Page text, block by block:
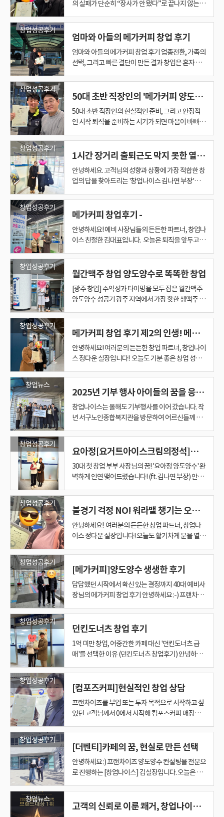
저는 좋은 매물을 알아볼 수 있는 눈을 만드는 것도
중요하다고 생각합니다. 단순히 홈페이지에 있는 매
물 하나를 소개하고 계약하는 것이 제가 생각하는 창
업컨설팅의 전부는 아닙니다. 창업자의 예산과 근무
여건, 원하는 수익에 맞춰 방향을 잡고 여러 매장을
함께 분석하면서 나에게 맞는 매장이 무엇인지 판단
할 수 있도록 기준을 만들어가는 과정. 그리고 정말
좋은 매물이 나왔을 때 그 기회를 놓치지 않도록 도와
드리는 것. 제가 오랫동안 창업 현장에서 가장 중요하
게 생각해온 부분입니다. 이번 창업자분 역시 직접 공
부하고 경험하며 창업을 준비해오신 만큼 좋은 조건
의 컴포즈커피를 만나 첫 단추를 잘 끼우셨다고 생각
의 열정 그대로 매장을 잘 운영하셔서 안정적으로 자
리 잡으시길 진심으로 응원하겠습니다. 컴포즈커피
창업을 다시 한번 진심으로 축하드립니다.^^ 창업은
건 저렴한 매장을 선택한다고 잘하는 것도 아닙니다.
내 상황에 맞는 좋은 매장을 제대로 알아보고 선택하
는 것이 중요합니다. 광주 컴포즈커피 창업이나 프랜
차이즈 양도양수를 고민하고 계신다면 편하게 문의
해주세요. 창업자의 상황에 맞는 매장을 찾는 것부터
매출과 수익구조 분석, 계약 진행까지 현실적인 기준
가커피는 많은 예비 창업자분들이 관심을 갖는 브랜
니다. 특히 매장 위치, 예상 수요, 투자 비용, 임대 조
건, 본사 절차 등 확인해야 할 부분이 많습니다. 창업
험을 다수 보유하고 있으며, 브랜드 특성과 창업 절
차에 대한 이해를 바탕으로 예비 창업자분들이 안정
적으로 판단하실 수 있도록 돕고 있습니다. 양도양수
양수 절차 등을 꼼꼼히 확인해야 하며, 신규오픈 창
업 역시 투자 비용과 입지, 운영 방향을 충분히 검토
해야 합니다. 창업나이스는 단순히 빠른 계약을 목표
하지 않도록 필요한 부분을 사전에 점검하고, 현실적
인 판단을 하실 수 있도록 함께 확인합니다. 이번 사
례 역시 가족분의 소개로 시작되었지만, 결국 가장
중요했던 것은 예비사장님 본인의 확신이었습니다.
여러 차례 상담을 통해 신뢰를 쌓고, 충분히 고민하
고, 직접 확인하면서 창업을 결정하셨기 때문에 더욱
의미 있는 메가커피 신규오픈 사례가 되었습니다. 창
업 상담부터 사업자등록까지 함께 하는 창업나이스
6. 안정적인 매장으로 성장하길 응원합니다 창업나
이스를 통해 메가커피 창업을 진행하셨던 분들이 다
시 가족분이나 지인분들에게 소개해주신다는 것은
저희에게 가장 큰 보람입니다. 단순히 한 번의 계약으
기할 수 있는 회사로 기억되고 있다는 뜻이기 때문입
니다. 이번 예비사장님 역시 가족분의 소개로 처음 인
연이 닿았지만, 여러 번의 미팅과 준비 과정을 거치
뢰를 바탕으로 메가커피 신규오픈 창업까지 안정적
으로 진행할 수 있었습니다. 이제 막 새로운 출발선에
선 젊은 사장님의 메가커피 매장이 앞으로도 꾸준히
성장하길 진심으로 바랍니다. 처음의 열정과 꼼꼼함
이 오래 이어져, 지속적으로 매출이 신장하는 안정적
인 매장이 되기를 응원하겠습니다. 창업은 빠르게 결
창업나이스는 앞으로도 예비 창업자분들이 불안한
마음을 줄이고, 확신을 가지고 시작하실 수 있도록
매출, 권리금, 임대 조건, 본사 절차 등 필요한 부분을
꼼꼼히 확인하며 안전한 창업 진행을 도와드리겠습
니다. 진심을 다하는 창업나이스 김실장 블로그 바로
가기 https://blog.naver.com/sharpts0777
히 높은 편입니다. 물론 초반에는 힘든 점도 있습니
다. 새로운 일을 배우고 익숙해지는 과정은 누구에게
충분히 적응해 나갈 수 있는 부분이라고 생각합니다.
무엇보다 창업자분 본인의 열정과 실행력이 뛰어나
기 때문에 앞으로가 더욱 기대되는 사례입니다. 소개
로 만들어진다고 생각합니다. 저 역시 소개로 오신 분
들일수록 더욱 신중하게 접근하려고 노력합니다. 소
자금과 미래가 걸려 있기 때문입니다. 이번 메가커피
신규창업 역시 좋은 인연과 좋은 상권, 그리고 좋은
타이밍이 만나 만들어진 사례였습니다. 앞으로도 소
입장에서 고민하며 최선을 다해 컨설팅하겠습니다.
들어가는 것보다, 조금 늦더라도 '나에게 딱 맞는
옷'을 입어야 오래갑니다. 1년이 걸려도 좋고, 더 걸
끝까지 곁에서 같이 고민해 드릴게요. 이제 막 예쁜
가정을 꾸리고, 인생의 큰 도전까지 멋지게 시작하신
우리 젊은 신혼부부 사장님들! 앞으로 꽃길만 걸으시
며 매일매일 최고 매출 경신하시길 진심으로 응원합
니다!
다. 이번 사례는 양도인과 양수인 모두가 서로를 배려
하며 진행한 좋은 사례라고 생각합니다. 현재는 안정
적으로 매장을 인수해 운영을 시작하셨습니다. 물론
처음부터 모든 것이 완벽할 수는 없습니다. 누구나 처
음은 어렵고 낯설기 마련입니다. 하지만 중요한 것은
시작하기 전에 충분히 준비하고 자신에게 맞는 창업
무조건 계약을 서두르지 않습니다. 창업자의 성향은
어떤지, 투자금은 적절한지, 운영 능력은 어느 정도
인지, 실제로 운영이 가능한지부터 먼저 고민합니다.
그래야 창업 이후에도 오래 안정적으로 운영할 수 있
기 때문입니다. 이번 창업자분 역시 처음에는 "나는
하루 배워가며 새로운 도전을 이어가고 계십니다. 창
업은 특별한 사람만 하는 것이 아닙니다. 처음부터 잘
하는 사람도 없습니다. 중요한 것은 자신에게 맞는 방
시 창업을 고민하고 계시다면 혼자 판단하기보다 다
양한 사례를 검토하고 충분한 상담을 받아보시길 바
한박이사는 앞으로도 창업자의 입장에서 생각하며
현실적인 창업 컨설팅을 도와드리겠습니다.
셨고, 검토 후 결정해야 할 순간에는 명확하게 움직
여주셨습니다. ​ 이런 점이 이번 계약은 좋은 방향으로
래도 원만하게 마무리 양도양수 계약은 매장만 마음
에 든다고 바로 끝나는 일이 아닙니다. ​ 양도인과 양
수인의 조건 조율, 임대차 협의, 직원 승계, 운영 전환
조율이 필요한 부분들이 있었습니다. ​ 특히 임대차 조
건은 양수인 입장에서 매우 중요한 부분이기 때문에
신중하게 확인하고 조율해가며 진행했습니다. ​ 다행
히 양수인 점주님께서 필요한 부분에서는 빠르게 판
단해 주시고, 조율이 필요한 부분에서는 현실적으로
양보해 주셨습니다. ​ 소통이 잘 되었고, 서로 신뢰를
무리할 수 있었습니다. ​ 좋은 매장은 준비된 분이 알
아봅니다 이번 광주 컴포즈커피 양도양수 후기를 정
리하면서 다시 한번 느낀 점이 있습니다. ​ 좋은 매장
은 단순히 숫자만 보고 결정하는 것이 아닙니다. ​ 월
매출 4천만 원대라는 매출도 중요하고, 홀 위주의 안
그 매장을 운영할 사람이 어떤 기준을 가지고 있느냐
입니다. ​ 이번 양수인 점주님은 원하는 지역, 매출 기
준, 운영 방식이 분명하셨습니다. ​ 그래서 좋은 매장
서도 현실적으로 판단하며 마무리할 수 있었습니다. ​
이번 계약은 고매출 매장과 준비된 점주님이 잘 만난
면 광주에서 컴포즈커피 창업을 고민하고 계시거나
카페 양도양수를 통해 안정적인 매장을 찾고 계신다
면 매출만 보고 결정하기보다는 운영 구조까지 함께
홀과 배달 비중은 어떤지 ◐ 점주 참여 시간은 어느
정도인지 ◐ 직원 승계가 가능한지 ◐ 임대차 조건은
안정적인지 이런 부분을 함께 검토해야 양수 후에도
도 중요하지만 나에게 맞는 매장을 찾는 것이 더 중요
합니다. ​ 광주 카페 창업, 컴포즈커피 양도양수, 프랜
차이즈 창업 상담이 필요하시다면 편하게 문의하세
요. ​ 매장 소개에서 끝나는 것이 아니라 매출 구조, 운
영 방식, 입지 조건, 계약 과정까지 현실적으로 함께
검토해 드리겠습니다. ​ "함께 창업이 좋은 매장을 찾
는 과정부터 계약 마무리까지 진심으로 도와드리겠
습니다." 광주·전남 카페 창업과 프랜차이즈 양도양
수를 고민 중이시라면 편하게 문의 남겨주세요. 매출
구조, 운영 방식, 직원 승계, 임대차 조건까지 꼼꼼히
검토해 예산과 희망 지역에 맞는 현실적인 창업 방향
을 함께 찾아드리겠습니다. 창업나이스 김나연 부장
록, 저 역시 진심으로 좋은 곳을 찾아드리고 싶은 마
음이 더욱 커집니다. "내가 만약 여기서 매장을 오픈
한다면 어떨까?" 라는 상상을 끊임없이 하며, 늘 현실
적이고 진정성 있는 상담을 진행하고 있습니다. 저를
제 가족이 매장을 오픈한다는 간절한 마음으로 최선
을 다해 도와드립니다. 잘되어야 저 역시 가장 큰 보
람을 느끼기 때문에, 단순히 계약과 소개로 끝내는
장 운영과 관리 조언까지 아낌없이 든든하게 지원해
드리고 있습니다. " 창업 전문가로서의 자부
심, 그리고 약속 " 수많은 창업을 진행해 오면
정적으로 매출을 올리시고, 만족해하며 매장을 잘 운
영하고 계시는 모습을 볼 때가 가장 행복합니다. 이것
이 창업 전문가로서 저의 가장 큰 자랑거리이자 보람
입니다. 프랜차이즈 신규 창업부터 안정적인 양도양
수까지, 전남 광주 어느 곳이든 창업자분에게 가장
잘 맞고 매출이 보장되는 좋은 곳으로만 확실하게 찾
바탕으로 성공 창업의 길을 열어드리겠습니다. 언제
든 편하게 정다운 팀장을 찾아주세요! 광주,전남(목
포,나주,순천,여수,화순,담양,광양 전북등) 프랜차이
즈 전문으로하고 있는 창업나이스입니다!!! 창업비
용과, 지역, 조건에 맞춰서 상담해드리니 편하게 언
https://link.inpock.co.kr/dawoon35
하지 마세요 창업나이스 김나연 부장이 안정적인 시
작을 함께하겠습니다. ※소자본부터 중대형 창업까
지, 다양한 예산대의 실제 매물 사례를 블로그에서
확인하실 수 있습니다. ※ 네이버에 창업나이스 김나
연 부장을 검색하세요. ※업종·예산에 맞는 비공개
매물은 별도 상담을 통해 안내드리고 있어요. 창업
나이스 김나연 부장 ☏ 010-9336-0242
의 브랜드 이미지와 프리미엄 디저트 카페라는 포지
션에 주목했습니다. ​ 또 하나 중요하게 본 부분은 넓
서는 주변 경쟁 매장과의 거리, 브랜드 간 포지션, 상
권 내 고객 흐름이 매우 중요합니다. ​ 그래서 단순히
“유명 브랜드라서”가 아니라 장기 운영 관점에서 투
썸플레이스를 검토하게 된 것입니다. 투썸플레이스
성장세는 어떻게 봐야 할까? ​ 투썸플레이스는 최근 3
년 매출 성장률에서 긍정적인 흐름을 보입니다. ​ 자료
상 스타벅스코리아는 2022년 약 2조 5,939억 원에
서 2025년 약 3조 2,380억 원으로 성장했습니다. ​ 투
썸플레이스는 2022년 약 4,282억 원에서 2025년 약
5,824억 원으로 증가한 것으로 정리되어 있습니다. ​
매출 규모 자체는 스타벅스코리아가 압도적입니다. ​
하지만 제공 자료 기준 최근 3년 매출 CAGR은 스타
시되어 있습니다. ​ 즉, 자료상으로는 매출 규모는 스
타벅스가 크지만, 최근 성장률은 투썸플레이스가 더
높게 나타난다는 메시지를 만들 수 있습니다. ​ 다만
정하면 안 됩니다. ​ 내가 인수하려는 매장의 상권, 임
대료, 인건비, 권리금, 실제 매출 흐름까지 같이 봐야
합니다. 신규 창업보다 양도양수를 선택한 이유는 무
도양수 창업을 선택하는 쪽으로 방향을 잡았습니다. ​
신규 창업은 모든 것을 처음부터 만들 수 있다는 장점
이 있습니다. ​ 인테리어도 새롭게 구성할 수 있고, 운
영 콘셉트도 처음부터 잡을 수 있습니다. ​ 하지만 반
대로 불확실성도 큽니다. ​ 상권 반응이 실제로 어떨
지, 고객이 얼마나 유입될지, 초기 매출이 어느 정도
번 창업자분은 이 부분을 현실적으로 보셨습니다. ​ 그
래서 막연한 기대보다 이미 오랫동안 운영된 매장의
데이터를 보는 쪽을 택했습니다. ​ 양도양수 창업의 가
장 큰 장점은 기존 상권과 매출 흐름을 확인하고 판단
할 수 있다는 점입니다. 양도양수 창업의 장점은 무엇
하는 방식입니다. ​ 그래서 신규 창업과 비교했을 때
검토할 수 있는 자료가 더 많습니다. ​ 예를 들어 기존
매출 흐름을 볼 수 있습니다. ​ 요일별 매출, 월별 매출,
인할 수 있습니다. ​ 또 기존 매장이 오랫동안 운영되
었다면 해당 상권에서 어느 정도 검증을 받은 매장인
지도 살펴볼 수 있습니다. ​ 물론 양도양수가 무조건
안전한 것은 아닙니다. ​ 하지만 제대로 검토한다면 신
규 창업보다 리스크를 줄일 수 있는 선택지가 될 수
있습니다. ​ 저 김대표는 특히 카페 창업에서 숫자와
매출표만 봐도 안 되고, 현장 분위기만 봐도 안 됩니
다. ​ 둘을 같이 봐야 합니다. 양도양수는 왜 전문가와
함께 해야 할까? ​ 양도양수 창업은 겉으로 보면 간단
가요?” 라고 생각하시는 분들도 많습니다. ​ 하지만 실
제로는 확인할 것이 많습니다. ​ 권리금은 적정한지,
임대차 조건은 무리가 없는지, 기존 매출 자료는 신
뢰할 수 있는지, 본사 승인은 가능한지, 상권 변화 가
능성은 없는지 확인해야 합니다. ​ 또 양도인과 양수인
사이의 조건만 보면 안 됩니다. ​ 프랜차이즈 본사의
기준, 교육 절차, 계약 승계 가능 여부, 시설 상태, 추
가 비용까지 함께 봐야 합니다. ​ 혼자 진행하면 놓치
기 쉬운 부분이 많습니다. ​ 양도양수 창업은 매장을
사는 일이 아니라, 앞으로의 운영 리스크까지 함께
인수하는 과정입니다. ​ 그래서 전문가 검토가 필요합
니다. 창업나이스는 어떤 부분을 함께 봐드릴까? ​ 창
지 않습니다. ​ 저 김대표가 중요하게 보는 것은 창업
자의 상황에 맞는 선택인지입니다. ​ 20대 여성 창업
자라면 운영 시간, 인력 관리, 자금 여력, 경험치, 브랜
투썸플레이스로 전향하는 경우라면 기존 운영 경험
이 어떤 강점으로 이어질 수 있는지도 봐야 합니다. ​
창업나이스에서는 이런 부분을 단계별로 살펴봅니
다. ​ 첫째, 창업자의 자금 상황을 확인합니다. 둘째, 희
망 브랜드와 상권을 비교합니다. 셋째, 양도양수 매
장의 매출 흐름을 검토합니다. 넷째, 권리금과 임대
영 가능한 매장인지 판단합니다. ​ 저 김대표는 좋은
영까지 이어질 수 있도록 현실적인 컨설팅을 제공해
'이미 검증된 자리'를 인수하여 내 자산을 지키겠다
는 전략이었죠. #3. 데이터로 증명하는 '숫자의 투명
비중이 낮지 않습니다. 그래서 이번 상담의 핵심은 철
저하게 '숫자'에 집중했습니다. POS 데이터 분석: 성
수기/비수기 격차 및 요일별 흐름 파악 지출 내역 검
실제 순수익 산출 배달 vs 홀 비중: 운영 효율성을 위
한 매출 구조 분석 #4. 고민은 길게, 결단은 확실하게
베테랑답게 분석은 치밀했습니다. 브랜드 비교부터
상권 분석까지 정말 많은 대화를 나누며 신중하게 접
근하셨죠. 고민의 시간이 길었던 만큼, 확신이 서는
순간의 결단력은 남달랐습니다. 현장 미팅을 통해 수
일치하는 것을 보시고, 사장님께서는 이 매장이 본인
의 기준에 완벽히 부합함을 확신하셨습니다. 긴 고민
끝에 내린 정답이었기에 이후 진행 과정은 막힘이 없
하지 않더군요" 현장 미팅 날, 사장님께서는 매장 구
석구석을 단순히 훑어보는 것이 아니라 손님들의 연
령대, 피크 타임의 회전율, 그리고 직원들의 동선까
지 베테랑의 시선으로 꼼꼼히 살피셨습니다. 이미 저
와 함께 분석했던 상세 매출 자료가 실제 현장에서 어
떻게 구현되고 있는지 확인하시는 과정이었죠. 데이
터와 직관이 만나는 순간, 비로소 성공에 대한 확신
이 완성된 것입니다. #6. 다시 뛰는 사장님을 응원하
시던 사장님의 말씀이 기억에 남습니다. 메가커피 사
업자등록, 동행하는 창업나이스 "이미 자리가 잡힌
매장이라 마음이 한결 놓여요. 이제 제 내공을 더해
박'이 아닌, 브랜드 가치와 시스템에 투자하는 '안전
한 경영'을 선택하신 사장님. 사양 산업이 아닌 대한
민국 최고의 커피 플랫폼 위에서 사장님의 내공이 다
의 한마디 경험이 많은 사업가일수록 '운'에 기대지
않고 '데이터'를 믿습니다. 메가커피 양도양수는 단
순히 매장을 사는 것이 아니라 안정된 수익 구조를 확
보하는 일입니다. 성공적인 창업의 든든한 파트너가
되어드리겠습니다. 창업나이스 김태승 실장 ☎ 문의
: 010-9534-0777
니다. 즉, 사장님의 뛰어난 운영 노하우를 투입해 매
출을 다시 쑥쑥 끌어올릴 수 있는 곳, 속칭 '먹을 게 있
창업나이스만의 필승 전략입니다. ​ 오토 매장의 숨은
가치를 발견하다 조건에 맞는 매장을 꼼꼼히 찾던
중, 상권과 입지가 너무나도 좋은 메가커피 매장을
발견했습니다. 오픈 때부터 다년간 오토(위탁) 운영
으로 돌아가다 보니 매장 관리가 제대로 되지 않아 매
아주 저렴하게 형성되어 있었고, 우리는 양도양수를
진행하기로 결정했습니다. ​ 물론 사장님께서도 일말
의 걱정은 있으셨습니다. "과연 내가 직접 운영한다
그 이상으로 끌어올릴 수 있을까?" 하는 두려움이었
죠. 하지만 저는 사장님의 실력과 상권의 잠재력을 믿
었기에 확신을 심어드렸습니다. ​ 가슴 뛰는 세무서 방
문과 새로운 출발 저 김대표의 꼼꼼한 매출 분석과 권
리금 조율 과정을 거쳐 아주 합리적이고 저렴한 조건
으로 계약을 무사히 체결했습니다. ​ 기존 점주와의 영
리로 마치고, 마침내 내 이름으로 된 새로운 사업자
등록증을 발급받기 위해 관할 세무서에 방문했습니
다. ​ 구청과 세무서를 돌며 행정 절차를 마무리하고
제 내 실력을 제대로 보여줄 진짜 내 매장이 생겼다는
생각에 가슴이 뛴다"며 환하게 웃으셨습니다. 세무
서 앞에서 새 출발을 다짐하며 기념사진도 한 장 남겼
답니다. ​ ​ 직접 운영의 마법, 매출 1.7배 상승! 오픈 후
사장님의 막연했던 두려움은 금세 사라졌습니다. 베
테랑의 솜씨로 매장을 쓸고 닦으며 직접 꼼꼼하게 관
리하시다 보니, 단골을 늘려가는 재미에 푹 빠지셨거
든요. ​ 결과는 어땠을까요? 오토 운영에서 '직접 운영'
현재 매출이 무려 1.7배 이상 상승했습니다! (참고로,
이렇게 직접 운영으로 전환해 제대로 관리할 경우 다
른 매장들은 매출이 2배까지 늘어나는 경우도 있습
장님께서는 모든 과정이 끝난 후 저에게 이런 감사 인
사를 전해주셨습니다. ​ "매출이 안 나오는 매장을 볼
때, 보통 사람들은 상권이 안 좋다고 오해하고 피하
지 '상권의 문제'인지 정확히 분석해 내고 숨은 가치
를 찾기는 어려웠을 겁니다. 그런데 창업나이스 김대
표님은 겉으로 보이는 매출표만 보지 않고, 상권의
잠재력과 저의 운영 능력을 완벽하게 매칭해 주셨습
니다. 덕분에 저렴하게 매장을 인수해 큰 수익을 내고
있어 정말 든든하고 감사합니다." ​ 성공 창업을 꿈꾸
어가는 것만이 능사요, 답은 아닙니다. 상권은 좋지
만 관리가 안 된 매장을 저렴하게 인수해, 사장님의
'직접 운영'으로 매장의 가치를 확 높이는 것이 진정
한 성공 창업의 지름길입니다. ​ 남들이 겉모습만 보고
놓치는 흙 속의 진주 같은 '먹을 게 있는 매장', 저 창
업나이스 김대표가 여러분의 든든한 무기(강점)와
예산에 맞춰 가장 날카롭고 꼼꼼하게 분석해 찾아드
리겠습니다. ​ 창업에 대해 막막하거나 궁금한 점이 있
으시다면 언제든 편하게 창업나이스로 문의해 주세
다. 그래서 매장을 선택할 때도 단순히 매출이나 브랜
드만 보는 것이 아니라 운영 구조와 현실적인 조건까
지 함께 고려해야 했습니다. 2. 단순한 수입 이상의 의
미 카페를 시작한다고 하면 많은 분들이 가장 먼저 수
익을 떠올립니다. 물론 경제적인 부분 역시 중요한 요
소입니다. 하지만 이번 사장님께서는 조금 다른 이야
를 주체적으로 해보고 싶다는 마음이 더 컸어요.” 누
군가의 아내로, 누군가의 어머니로 살아오며 가족을
위해 많은 시간을 보내셨지만, 이제는 ‘카페를 운영
하는 나 자신’으로서 새로운 삶을 만들어보고 싶다고
말씀하셨습니다. 그 말이 참 인상 깊었습니다. 3. 양도
방식이 가장 현실적인 선택이었습니다. 신규 창업은
인테리어, 설비, 공사, 오픈 비용 등 초기 투자 부담이
생각보다 큰 편입니다. 반면 양도양수 매장은 ✔ 이미
시스템 이 모두 갖춰져 있기 때문에 초기 리스크를 줄
이면서 시작할 수 있다는 장점이 있습니다. 무엇보다
이번 사장님께서는 초기 투자 부담이 크지 않은 구조
를 중요하게 생각하셨습니다. 그런 점에서 양도양수
매장은 조건과 방향 모두 잘 맞는 선택이었습니다. 4.
조건이 맞아떨어진 더벤티 매장 여러 매장을 검토한
게 되었습니다. ✔ 집과 가까운 위치 ✔ 가족 운영이
가능한 구조 ✔ 안정적인 운영 환경 ✔ 부담되지 않는
투자 규모 모든 조건이 자연스럽게 맞아떨어졌습니
사장님께서는 빠르게 결정을 내리셨습니다. 5. 왜 더
벤티였을까 더벤티는 꾸준히 성장하고 있는 프랜차
이즈 카페 브랜드 중 하나입니다. 합리적인 가격대와
다양한 음료 구성으로 젊은 소비층을 중심으로 안정
적인 수요를 확보하고 있으며 운영 시스템 역시 비교
적 안정적으로 자리 잡혀 있습니다. 초보 창업자에게
도 부담이 적은 브랜드라는 점이 이번 선택에 긍정적
인 요소로 작용했습니다. 6. 창업나이스가 중요하게
아니라 창업자의 상황에 맞는 선택을 찾는 과정을 함
께합니다. ✔ 투자 여건 ✔ 운영 방식 ✔ 생활 동선 ✔
리스크 수준 이 모든 요소를 종합적으로 고려해 가장
장님의 생활 방식과 운영 방향이 정확히 맞았기 때문
에 좋은 결정으로 이어질 수 있었습니다. 사업자등록
증 발행까지 동행하는 창업나이스 마무리하며,, 창업
을 선택하는 과정입니다. 누군가의 가족이라는 역할
을 넘어 이제는 카페를 운영하는 사장님으로서 새로
운 시작을 하신 이번 사례가 참 인상 깊었습니다. 집
과 가까운 곳에서 가족과 함께 운영하며 자신만의 공
간을 만들어가는 시작. 앞으로 매장이 안정적으로 자
리 잡고 사장님의 새로운 도전이 좋은 결실로 이어지
로운 시작입니다. 사장님의 앞날을 응원합니다.
고민은 깊었습니다. 비교 브랜드-메가커피, 컴포즈
커피, 텐퍼센트, 벌크커피 등 저가 커피 시장의 쟁쟁
영 리스크까지 하나하나 테이블 위에 올려두고 세밀
하게 분석했습니다. 아이들을 키우며 운영해야 했기
에 '안정성'이 최우선이었거든요. 2. 첫번째 찾아온
드는 매장을 발견했습니다. 하지만 계약 목전에서 아
쉽게도 다른 분과 먼저 거래가 성사되며 기회를 놓치
고 말았습니다. 실망이 크셨을 텐데도 고객님은 포기
하지 않으셨고, 저 또한 더 좋은 매장을 찾아드려야
겠다는 책임감이 생겼습니다. 결과적으로 그 실패는
'전화위복'이 되었습니다. 조금 더 기다린 끝에 이전
'확고한 기준'이 만들어낸 최고의 선택 세 아이의 엄
마인 고객님에게는 양보할 수 없는 3가지 조건이 있
었습니다. 접근성: 자녀 케어를 위해 집과 무조건 가
까울 것 안정성: 기복 없는 탄탄한 매출 데이터 컨디
션: 추가 비용 지출이 없는 양호한 시설 상태 이 모든
는 주저 없이 적극 추천해 드렸습니다. 4. 데이터와 현
장이 증명한 확신 단순히 "좋다"는 말로는 부족했습
니다. 수개월 치의 상세 매출 데이터 분석 수차례 진
직접 발로 뛰며 현장을 확인하셨고, 분석된 수치와
눈으로 본 활기가 일치하는 것을 보며 마침내 "이곳
이다"라는 확신을 얻으셨습니다. 5. 조급함 대신 '확
실한 포부' 사실 세 아이를 키우며 매장을 운영한다
는 것이 쉽지만은 않은 도전입니다. 하지만 사장님은
전혀 조급해하지 않으셨습니다. 오히려 그 어느 때보
네셨어요. "지금은 조금 성급해 보일지 몰라도, 저는
확신이 있어요. 이 매장을 안정적으로 잘 운영해내서
머지않아 두 번째 매장도 낼 생각입니다. 그때 다시
서의 소회 첫 미팅부터 계약 성사, 그리고 사업자 발
급까지. 곁에서 지켜본 사장님은 단순한 '투자자'가
아닌, 자기 삶의 주도권을 쥔 '전문가'였습니다. 매출
데이터와 입지 조건이 아무리 좋아도 경영자의 확신
이 없으면 결실을 보기 어렵습니다. 하지만 이번 사례
는 사장님의 확고한 기준과 치밀한 시장조사, 그리고
미래를 내다보는 포부가 삼박자를 이룬 완벽한 사례
였습니다. [후기 마무리] "다음 매장도 함께해요" —
침내 사업자등록증을 손에 쥐신 사장님의 표정을 잊
을 수 없습니다. 서류 한 장일 뿐이지만, 그 안에는 오
랜 시간 카페 일을 하며 키워온 열정과 엄마로서의 책
름표 뒤에 숨겨두었던 '카페 사장님'이라는 꿈. 이제
그 꿈은 컴포즈커피라는 든든한 기반 위에서 현실이
되었습니다. 안정적인 첫걸음을 떼신 사장님의 앞날
을 현실로 만드는 그날에도 제가 든든한 파트너로 곁
에 있겠습니다. 창업은 끝이 아니라 시작입니다. 사장
님, 대박 나세요!
의 실패가 단순히 “장사가 안 됐다”로 끝나지 않는다
는 생각보다 많은 걸 남긴다. 나 역시 첫 창업에서 그
과정을 그대로 겪었다. 실패를 경험한 뒤, 다시 창업
작하기에는 마음도, 상황도 여유롭지 않았다. 그러던
중 지인의 소개로 박이사를 만나게 되었고, 그 만남
이 다시 창업을 결심하게 된 계기가 되었다. 이번에는
부터 완전히 바꿨다. 감이 아니라 자료로, 기대가 아
니라 숫자로 판단하기로 했다. 상권 분석, 배후 수요,
유동 구조, 임대 조건, 고정비 구조까지 하나하나 꼼
에 많은 시간을 들였다. 매출이 잘 나오는 이유보다
“매출이 떨어질 수 있는 요인”을 먼저 살폈다. 계절
영향은 없는지, 경쟁 점포가 늘어날 가능성은 없는
지, 고정비 대비 손익분기점은 어디인지까지 현실적
인 기준으로 하나씩 점검해 나갔다. 그 과정에서 선택
한 곳이 광주 내에서도 비교적 안정적이라고 볼 수 있
아니지만, 생활 밀착형 수요가 꾸준히 형성된 곳. 장
기적으로 운영하기에 리스크가 낮다고 판단했다. 물
론 선택 과정이 순탄하지만은 않았다. 이런저런 조언
과 의견을 거치면서 방향이 흔들리기도 했고, 다시
고민하기도 했다. 하지만 그 과정 자체가 이전과는 달
분한 검토 끝에 비로소 창업을 결정했고, 지금은 그
선택에 만족하고 있다. 한 번의 실패 경험 덕분인지,
아니면 그동안 쌓인 노하우 덕분인지는 모르겠지만
스트레스도 확실히 줄었다. 무엇보다 달라진 점은
“불안함”이 아닌 “예측 가능함” 속에서 장사를 하고
있다는 것이다. 이제는 하루 매출에 일희일비하기보
다 한 달, 반년, 일 년 단위로 그림을 그릴 수 있게 되었
다. 그래서일까. 이번 창업이 안정 궤도에 오르자 자
연스럽게 두 번째 창업을 준비하고 있다. 예전처럼 무
만드는 개념에 가깝다. 한 번의 실패는 아팠지만, 그
경험이 없었다면 지금의 선택도 없었을 것이다. 실패
는 끝이 아니라, 준비되지 않은 창업을 걸러내는 과
창업성공후기
엄마와 아들의 메가커피 창업 후기
엄마와 아들의 메가커피 창업 후기 업종전환, 가족의
선택, 그리고 빠른 결단이 만든 결과 창업은 혼자 결
택이다. 이번 메가커피 창업 사례는 그 점이 가장 잘
드러나는 케이스다. 이 창업자는 어린이집을 운영하
함께 고민하던 가족 창업이었다. 오랜 시간 운영해온
어린이집이 점점 하향세로 접어들면서, 업종 전환을
고민하게 되었고, 동시에 퇴직한 남편과 대학생 아들
들은 평소 고기집 창업에 관심이 많아 학교를 다니면
서도 저녁에는 고깃집에서 아르바이트를 하며 현장
을 배우고 있었다. 하지만 부모 입장에서는 외식업 특
고려하지 않을 수 없었다. 그래서 가족은 보다 안정적
이고 예측 가능한 업종을 찾기 시작했고, 그 과정에
서 자연스럽게 메가커피에 관심을 갖게 됐다. “왜 다
들 메가커피를 보러 오는지 알겠더라” 처음 창업나
이스를 찾았을 때, 이 가족은 엄마 혼자가 아니라 지
인 2명과 함께 방문했다. 공교롭게도 세 사람 모두 메
에서 메가커피의 인지도와 관심도가 얼마나 높은지
를 보여주는 장면이었다. 상담은 가볍게 끝나지 않았
다. 무려 3시간이 넘는 시간 동안, 메가커피 브랜드 구
조, 양도양수 방식, 매장별 조건 차이, 권리금의 의미
와 리스크까지 하나씩 짚어가며 현실적인 이야기가
까?”라는 수준을 넘어, “이 브랜드를 어떤 방식으로,
어떤 매장에서 시작해야 하는가”라는 구체적인 그림
을 그릴 수 있게 됐다. 나주 급매, 그리고 속전속결의
나가 등장했다. 조건이 좋았고, 매출과 구조 대비 권
리금도 합리적인 케이스였다. 이럴 때 가장 중요한 것
은 타이밍과 판단이다. 창업나이스 박이사는 해당 매
물을 빠르게 분석했고, 가족에게 이 매장의 장점과
주의할 점, 그리고 현재 시장에서의 위치를 객관적으
로 설명했다. 그 결과, 이 가족은 망설이지 않고 곧장
례의 핵심이다. 같은 자리에 함께 있던 지인 두 명은
“하고 싶다”고 말하면서도, 막상 계약 단계에서는 계
속 망설였다. 그리고 시간이 지나자, “그때 계약한 그
매장이 제일 좋아 보인다”, “남의 매장이 더 좋아 보
인다”는 말만 반복하게 되었다. 창업에서 가장 위험
한 착각 현장에서 자주 보는 장면이 있다. 객관적인
기준 없이 매물을 보다 보면, 계약하고 나서야 남의
매장이 좋아 보이고, 지나고 나서야 “그때 할 걸”이
라는 말이 나온다. 하지만 창업은 ‘남의 것처럼 좋아
보이는 것’이 아니라, 내가 감당할 수 있는 구조인지,
내가 안정적으로 운영할 수 있는 조건인지를 기준으
로 판단해야 한다. 이번 가족은 창업나이스 박이사와
에 맞는 선택인지를 냉정하게 따져본 뒤 결정을 내렸
다. 그래서 남들이 망설일 때, 이 가족은 움직일 수 있
었고, 그 결과 좋은 매장을 먼저 가져갈 수 있었다. 가
은 메가커피 매장을 운영하며 새로운 출발을 하고 있
다. 어린이집에서 카페로, 외식업에 관심 많던 아들
은 안정적인 브랜드 안에서 현장을 배우며 경험을 쌓
족이 함께 움직이는 구조를 만들어가고 있다. 이번 사
례는 단순한 카페 창업이 아니라, 가족의 업종 전환
과 인생 2막을 함께 설계한 케이스라고 볼 수 있다. 메
가커피 양도양수, 누구와 함께 하느냐가 다릅니다 메
가커피는 지금도 많은 사람들이 관심을 갖는 브랜드
다. 하지만 중요한 것은 브랜드가 아니라, 어떤 매장
가 함께해 주느냐다. 이번 가족은 창업나이스 박이사
와 함께 감정이 아닌 데이터와 구조로 매장을 보고,
망설임이 아닌 기준으로 결정을 내렸다. 그 결과, 빠
르고 안정적인 창업으로 이어질 수 있었다. 메가커피
양도양수를 고민하고 있다면, 남의 선택을 부러워하
함께 시작하는 것이 가장 중요하다.
창업성공후기
50대 초반 직장인의 '메가커피 양도양수 창업 후기'
50대 초반 직장인의 현실적인 준비, 그리고 안정적
인 시작 퇴직을 준비하는 시기가 되면 마음이 바빠집
하지?” 막연한 불안이 커지고, 동시에 “지금부터라
도 준비해야겠다”는 생각이 들기 시작하죠. 이번 창
고민에서 출발했습니다. 당장 퇴직이 코앞은 아니지
만, 퇴직 이후를 대비해 직장과 병행할 수 있는 사업
을 찾고 있었고, 여러 아이템을 두고 고민하다가 결
갖게 된 케이스입니다. 계기는 의외로 단순했습니다.
주변 지인들 중에 메가커피를 운영하는 분들이 많았
고, 자연스럽게 매장을 접할 기회도 잦았습니다. “경
있으니까 신규 고객 유입이 빠르네.” 이런 현장을 가
까이에서 보면서, 창업자 입장에서는 ‘검증된 브랜
드’라는 점이 크게 다가올 수밖에 없었습니다. 다만,
관심이 생겼다고 해서 바로 결정할 수 있는 건 아니었
습니다. 직장인 창업자는 특히 더 신중합니다. 본업이
있는 상태에서 무리한 결정을 내리면 회복이 어렵기
스 박이사에게 상담을 요청했고, 본격적으로 “메가
커피를 어떻게 시작하는 게 가장 안정적일까?”를 함
께 고민하게 됐습니다. “신규창업”이 아니라 “양도
양수”를 선택한 이유 상담 초기에는 신규창업도 같
이 검토했습니다. 하지만 신규창업은 좋은 자리 선정
출이 안정화되기까지 변수가 많습니다. 반면 양도양
수는 이미 운영이 되고 있는 매장을 인수하는 방식이
라, 조건만 잘 맞으면 훨씬 안정적인 출발이 가능합
금입니다. 같은 브랜드, 비슷한 매출처럼 보여도 매
물마다 조건이 다르고, 매장 상태와 계약 구조, 매출
구성에 따라 실제 가치는 달라집니다. 그래서 이 단계
에서 가장 중요한 질문은 단 하나였습니다. “이 매장
의 권리금이, 지금 조건에서 과연 합리적인가?” 창업
나이스는 이 부분에서 ‘느낌’이나 ‘말’이 아니라 검증
정성 프로그램을 기반으로 매장을 객관적으로 들여
다보고, 매출 흐름과 비용 구조, 운영 조건을 현실적
으로 점검하면서 “이 매장이 이 금액을 받을 만한
굉장히 크게 다가왔습니다. 처음 상담을 요청할 때의
막연함과 답답함이, 자료와 기준으로 하나씩 정리되
면서 “결정할 수 있는 상태”로 바뀌었기 때문입니다.
결국 창업자는 메가커피 브랜드의 인지도와 안정성,
매출력에 대한 확신을 바탕으로, 무리하지 않는 조건
에서 양수 결정을 내릴 수 있었습니다. 양도양수는
“계약”보다 “진행”이 더 중요합니다 양도양수는 종
종 이렇게 말합니다. “좋은 매장을 찾는 게 70%고,
반대로 느껴질 때가 많습니다. 조건이 좋아 보여도 진
행이 매끄럽지 않으면, 인수 과정에서 변수가 생기고
불안이 커지기 때문입니다. 이번 케이스에서도 마찬
에 일정 조율, 확인 절차, 서류 진행, 인수 단계에서의
결정 포인트들이 부담으로 다가올 수밖에 없었습니
다. 이럴 때 필요한 건 단순한 소개가 아니라, 경험을
다수의 메가커피 양도양수 경험을 바탕으로, 인수 과
정에서 발생할 수 있는 핵심 체크포인트들을 미리 정
리하고, 창업자가 흔들리지 않도록 단계별로 방향을
잡아주었습니다. 또한 양도인·양수인 간의 진행 과
정에서 생길 수 있는 불필요한 충돌을 줄이고, 필요
한 확인 사항은 빠짐없이 챙기면서 전체 절차가 안정
는 “내가 뭘 놓치고 있나?”라는 불안이 가장 큰데, 이
창업성공후기
1시간 장거리 출퇴근도 막지 못한 열정, 버거리 양도양수 후기
안녕하세요. 고객님의 성향과 상황에 가장 적합한 창
업의 답을 찾아드리는 '창업나이스 김나연 부장'입니
다. 처음에는 전혀 다른 업종으로 상담을 요청하셨지
만, 미팅 중 긴 대화 끝에 점주님의 열정을 쏟아부을
착하신 젊은 점주님의 이야기입니다.
______________________________________
____ ◈생각의 전환 : "나에게 진짜 맞는 업종은 무
종을 염두에 두고 계셨습니다. 하지만 미팅을 하고
전화 상담을 주고 받으며 점주님의 성향을 파악해 보
니, 단순히 오토로 운영되는 매장보다 본인의 젊은
는 업종이 훨씬 잘 어울린다는 확신이 들었습니다. 그
렇게 고민 끝에 결정한 브랜드가 바로 수제버거 프랜
차이즈 "버거리"였습니다. ▣단점보다 큰 확신 : "거
리는 숫자에 불과합니다." 매물을 매칭하는 과정에
서 가장 큰 걸림돌은 '거리'였습니다. 점주님의 거주
지에서 매장까지 왕복 2시간, 편도 1시간이 소요되
님이 직접 운영에 참여했을 때 가져갈 수 있는 순수익
구조가 매우 탄탄했습니다. -검증된 입지: 광주 내에
서도 소비력이 높고 젊은 충이 두터운 핵심 상권이었
습니다. -점주님의 의지: "몸은 좀 힘들더라도 확실한
내가게를 만들고 싶다 " 이후 "또 다른 매장을 하나
니다. ◈상담부터 계약까지 : 열정이 만든 결과 장거
리 출퇴근이라는 변수 앞에서도 점주님은 흔들리지
않았습니다. 오히려 매장의 컨디션과 매출 지표를 꼼
의 열정에 보답하기 위해 창업비용과 운영 노하우 인
수인계까지 더욱 세심하게 신경을 썼습니다. 점주님
과 파이팅 넘치는 전화 미팅들이 이어졌고, 점주님의
진심이 전달된 덕분인지 계약 과정 또한 매우 매끄럽
게 진행되었스빈다. ◈결과 : 새로운 활력소가 된 버
거리 매장. 현재 점주님은 왕복 2시간의 거리를 오가
친절함과 열정이 매장에 더해지니 고객들의 반응 또
한 좋을 수 밖에 없겠지요~^^ 단순히 집 근처 매장을
찾는 것이 아니라, '내가 열정을 쏟아 수익을 만들 수
있는 진짜 매물'을 찾았던 점주님의 선택이 옳았음을
증명하고 계십니다.
______________________________________
___________ ◐창업 전문가의 한마디◑ 많은 분
이 창업을 고민할 때 입지나 거리 같은 외적인 조건을
1순위로 둡니다. 물론 중요합니다. 하지만 더 중요한
것은 '나의 운영 성향과 이 브랜드가 맞는가' 그리고
'내 노력이 수익으로 직결되는 구조인가' 입니다. 생
각했던 업종이 아니더라도, 대화를 나누다 보면 숨겨
고민보다는 전문가와의 상담을 통해 새로운 길을 발
견해 보시길 권해드립니다. [상담 문의] ☏010-
9336-0242 김나연부장 ☞블로그 바로가기 광주 전
______________________________________
______ 열정 있는 대표님들의 도전을 언제나 응원
합니다. 다음 성공 후기의 주인공이 되어주세요.
______
창업성공후기
메가커피 창업후기 -
안녕하세요! 예비 사장님들의 든든한 파트너, 창업나
이스 친절한 김대표입니다. ​ 오늘은 퇴직을 앞두고 제
따뜻한 창업 후기를 들려드리려고 합니다. ​ 혹시 지금
이 글을 읽고 계신 분들 중에서도, ​ "평생 직장만 다녀
이 계신가요? ​ 결론부터 말씀드리면, 걱정하지 않으
셔도 됩니다. ​ 창업나이스의 완벽한 프로세스와 함께
라면 초보자도 문제없습니다. ​ ​ ​ 1. "친구가 믿을 수 있
고객님은 정년퇴직을 앞둔 중년의 여성분이셨습니
다. ​ 사실 이 고객님은 몇년 전 창업나이스를 통해 메
가커피 창업에 성공하신 친구분의 소개로 저희와 인
분이 "창업나이스는 일처리가 정말 완벽하고, 무엇
보다 끝까지 책임져주는 신뢰할 수 있는 회사"라며
강력하게 추천해 주셨다고 합니다. ​ 친구분의 확신에
찬 소개 덕분에, 창업에 대한 막연한 두려움을 안고
저희 사무실 문을 두드리셨죠. ​ "노후 자금으로 시작
하는 건데, 실패하면 정말 큰일 나요. ​ 친구가 여긴 정
객님의 성향은 명확했습니다. '모험보다는 안정', '감
보다는 데이터'. ​ 맨땅에 헤딩해야 하는 신규 창업보
다는, 이미 매출이 검증된 매장을 이어받는 양도양수
가 가장 적합한 분이셨습니다. ​ ​ ​ ​ 2. 눈에 보이는 매출
데이터로 '안전'을 증명하다 저희 창업나이스는 고객
에 들어갔습니다. ​ • 매출 데이터 분석: 홀과 배달의
비중이 어떻게 형성되어 있는지, 신고된 매출 자료는
투명하고 정확한지 등 수익 구조를 꼼꼼하게 확인 •
증 • 미래 상권 예측: 향후 주변에 경쟁점이 들어올
가능성까지 체크 ​ 보수적인 성향의 고객님도 납득하
실 수 있도록, '합리적이고 안전한 메가커피 매장'을
선별하여 브리핑해 드렸습니다. ​ ​ ​ 3. 중개 사고 0건!
초보자도 안심하는 100% 동행 서비스 매장을 결정
한 후, 실제 계약 단계에 들어서자 고객님은 또다시
제가 실수해서 문제 생기면 어쩌죠?" ​ 창업나이스는
여기서 빛을 발합니다. 저희는 경험이 없는 초보 사장
님들을 위해 '처음부터 끝까지' 함께합니다. ​ • 모든
계약서의 세부 조항 꼼꼼하게 검토 • 메가커피 본사
매뉴얼에 따른 절차 수행 • 메가커피 양도양수에서
발생할 분쟁 요소 제거 • 각종 행정 절차 및 인허가
처리 ​ 수많은 경험을 통해 쌓인 노하우로, 사소한 부
분까지 꼼꼼히 챙깁니다. ​ 덕분에 창업나이스는 양도
양수 진행 중 중개 사고 '0건'을 자랑합니다. ​ 4. 세무
서 앞에서 기념사진 모든 절차를 마치고, 마지막으로
사업자등록증을 발급받기 위해 세무서에 동행했던
날이었습니다. ​ 따끈따끈한 사업자등록증을 손에 쥐
아름다워서, 제가 먼저 기념사진을 한 장 남기자고
제안드렸습니다. ​ 그리고는 수줍게 준비한 선물을 건
네주셨습니다. ​ "대표님, 정말 고마워요. 아무것도 모
였으면 엄두도 못 냈을 거예요." ​ 단순히 매장 하나를
창업성공후기
월간맥주 창업 양도양수로 똑똑한 창업
[광주 창업] 수익성과 타이밍을 모두 잡은 월간맥주
양도양수 성공기 광주 지역에서 가장 핫한 생맥주 브
했습니다. 이번 사례는 "고객님의 세심한 안목과 저
희의 발 빠른 실행력이 만나 시너지 폭발했던 성공적
랑 사장님 이번 점주님은 이미 다른 사업체를 운영 중
이신 'N잡러' 사장님이셨습니다. 안정적인 추가 수익
을 위해 '세컨드 매장'을 찾고 계셨고, 성격이 매우 꼼
▷매출의 투명성:작은 단위까지 확실하게 증빙되는
데이터 ▷투자 효율성:초기 리스크를 낮출 수 있는
합리적인 창업비용 ▷운영 편의성:기존 매장과 병행
최적의 입지" 고객님의 기준을 충족하기 위해 광주
전역의 매물을 분석한 끝에 가장 적합한 곳을 매칭해
드렸습니다. ▷압도적인 권리금 혜택:시설 상태가 최
상급임에도 전 점주님의 개인 사정으로 시세 대비 저
렴한 조건으로 진행되었습니다. ▷검증된 매출 데이
터:최근 1년간의 POS 매출과 부가세 신고 자료를 통
얻었습니다. ▷안정적인 배후 수요:탄탄한 상권을 기
반으로 하고 있어 세컨드 매장으로서의 리스크를 최
소화했습니다. ◆연말 대목을 사수한 긴박했던 과
정 가장 큰 고비는 '타이밍'이었습니다. 12월 연말 특
수를 누리려면 크리스마스 전 오픈이 필수였으나, 본
하면 황금기 매출을 놓칠 수도 있는 상황에서 저는 사
장님의 꼼꼼한 서류 준비를 돕는 한편, 본사 담당자
와 소통을 잘 하실 수 있도록 피드백을 드리며 조율했
천리로 마무리할 수 있었습니다. ◆결과: 계획대로
오픈 성공과 점주님 만족 사장님께서는 원하던 '깔끔
한 수익 구조'와 '착한 권리금'이라는 두 마리 토끼를
모두 잡으셨습니다. 특히 빠듯한 일정 속에서도 연말
피크 시즌에 맞춰 오픈하게 된 점에 대해 만족감을 표
하셨습니다. ◆창업 전문가의 한마디 양도양수는
지 않는 리스크를 찾아내고, 최적의 타이밍에 계약을
이끌어내는 전문성이 핵심입니다. 광주 지역 월간맥
주를 포함해 다양한 업종의 A급 매물을 보유하고 있
지금 바로 문의해 주세요. 성공적인 창업의 길을 끝까
지 함께하겠습니다. [상담 문의] 전화문의: 010-
9336-0242 카카오톡 오픈채팅:
https://open.kakao.com/o/srF6SSGh 김부장 블
로그 바로가기: 광주 전라 창업나이스 : 네이버 블로
그 다음 성공 사례의 주인공은 바로 여러분입니다.
지금 바로 연락주세요.
창업성공후기
메가커피 창업 후기 제2의 인생! 메가커피 양도양수
안녕하세요! 여러분의 든든한 창업 파트너, 창업나이
스 정다운 실장입니다! 오늘도 기분 좋은 창업 성공
뿌듯한 순간이 언제냐구요? 제 경험과 노하우로 연
결해 드린 매장에서 점주님들이 만족해하시고 잘 운
의 주인공은 우여곡절 끝에 만난 운명 같은 매장 사실
이번 계약이 성사되기까지 정말 많은 우여곡절이 있
었어요. 중간에 뜻대로 되지 않아 마음고생도 좀 하
니다. 저 또한 그 믿음에 보답하기 위해 다른 어느 곳
보다 더 진심을 담아 수차례 미팅을 가졌고, 정말 '딱
맞는 곳'을 찾아드리기 위해 발로 뛰고 또 뛰었습니
에도 든든한 버팀목이 되어줄, 탄탄하고 안정적인 브
랜드 원하셨던 사장님! 여러 브랜드와 아이템을 놓고
깊이 있는 상담을 진행, 최종 결정은 요즘 대세인 저
가 프랜차이즈 카페, ' 메가커피'였습니다. 안정적인
수요: 계절을 타지 않는 꾸준한 인기 접근성: 남녀노
소 누구나 좋아하는 브랜드 파워 무엇보다 이번 매
이라, 놓칠 수 없는 최고의 기회였죠! "인상이 너무
좋으세요!" 성공 예감 100% 계약을 진행하면서 느
낀 점이지만, 우리 사장님 부부 두 분... 성품도 너무 좋
으시고 인상이 정말 좋으십니다. 카페 창업의 핵심은
맛도 중요하지만, 무엇보다 '서비스'와 '친절'이 기본
져서 오픈하시면 동네 사랑방처럼 단골손님들이 줄
을 설 것 같은 확신이 듭니다! 기다리신 보람이 있게
정말 좋은 매물을 소개해 드릴 수 있어서 저도 너무나
히 잘 해내실 거고, 더 잘 되실 겁니다!" 저 정다운 실
장이 확신을 가지고 응원합니다. 두 분의 새로운 시
작, 꽃길만 걸으시고 대박 나시길 기원합니다! 전남/
광주 창업은 정다운 실장에게! 창업, 고민만 하지 마
시고 전문가와 상의하세요. v 양도양수 창업 v 신규
입점 창업 v 프랜차이즈 가맹 문의 전남 광주 어느 곳
분석해서 연결해 드립니다. 많은 경험이 증명하는 만
족도! 창업나이스 정다운 실장이 여러분의 성공 창업
을 책임지겠습니다. 믿고 맡겨주세요! 양도양수, 신
규창업 관련해서 아래 포스팅으로 들어오시면 자세
한 정보를 알수 있어요!
창업뉴스
2025년 기부 행사 아이들의 꿈을 응원합니다. (광주영아일시보호소 기부)
창업나이스는 올해도 기부행사를 이어 갔습니다. 작
년 서구노인종합복지관을 방문하여 어르신들께 깊
아이들의 꿈을 응원하기 위해 광주영아일시보호소
로 옮겼습니다. 광주영아일시보호소는 부득이한 사
과 보살핌을 제공하며 따뜻한 보금자리가 되어주는
소중한 공간입니다. 이곳은 아이들이 상처를 치유하
고, 새로운 가정을 만나기 전까지 세상의 온기를 처
지혜를 간직한 어르신들부터, 무한한 가능성을 품은
아이들까지 우리 지역 사회의 모든 구성원이 소외되
지 않기를 바라는 마음을 담아 올해의 기부처를 선정
금을 전달하는 일회성 활동을 넘어, 우리의 미래인
아이들이 건강하고 밝게 자라날 수 있도록 희망의 씨
앗을 심고 그 싹을 함께 틔워나가는 데 그 의미를 두
었습니다. 지난해 어르신들과 나누었던 정서적 교감
이 지역 사회에 잔잔하지만 깊은 울림이 되었듯, 올
해는 아이들의 맑은 눈망울과 미소를 지켜주기 위해
습니다. 작은 손길 하나하나가 모여 아이들에게 든든
한 울타리가 되기를 간절히 바랐습니다. 보호소 관계
자분들께서는 창업나이스의 방문을 환한 미소로 맞
아주시며, 아이들을 위한 꾸준한 관심과 지원에 깊은
감사를 표해 주셨습니다. 현장에서 아이들을 돌보시
나눔이 아이들뿐만 아니라 그 곁을 지키는 분들에게
도 큰 위로와 응원이 됨을 느낄 수 있었습니다. 아이
들을 향한 나눔은 단순한 물질적 지원 그 이상입니다.
곳"임을 몸소 느끼게 하고, 어려운 환경 속에서도 더
넓은 꿈을 꿀 수 있게 하는 '응원' 이자 '믿음'입니다.
우리의 관심이 아이들이 자라나 세상을 마주할 때 긍
정적인 자양분이 될 것이라 확신합니다. 이에 창업나
이스는 기부금 전달과 함께, 단순한 지원을 넘어 아
이들에게 실질적으로 필요한 도움이 무엇인지, 그리
떤 환경이 필요한지 관계자분들과 깊이 있게 소통하
창업성공후기
요아정[요거트아이스크림의정석]양도양수 후기
30대 첫 창업 부부 사장님의 꿈! '요아정 양도양수' 완
벽하게 인연 맺어드렸습니다! (ft. 김나연 부장) 안녕
창업나이스 김나연 부장입니다.^^ 이번에 **요아정
(요거트 아이스크림의 정석)**의 새로운 주인을 찾
정을 확신으로 바꾼 인연 이번에 요아정 일곡점을 양
수하신 사장님 부부는 사모님께서 30대 첫 창업에 도
전하시는 분이셨어요. 특히 사모님께서 처음 사업을
애처가이신 남편분께서 세심하게 챙기시는 모습을
보고 이 애틋한 마음에 제가 더 신경써서 더욱 꼼꼼하
게 도와드려야겠다고 다짐했습니다. 요아정의 브랜
사례를 접하신 상태이셨고 저희 창업나이스를 믿고
찾아와주신 만큼, 그 기대에 보답하는 것이 제 임무
였죠! ☆ 초보 사장님을 위한 김나연 부장의 3단계 맞
춤 분석 양수인 사모님께서 초보 창업자이신 점을 고
려하여, '손쉽게 시작해서 바로 안정적인 매출을 낼
수 있도록' 돕는 것에 집중했습니다. 1단계. 상권 및
장의 실제 매출 자료를 꼼꼼히 분석하여 브리핑 해드
렸습니다. 눈으로 확인된 정확한 데이터를 통해 막연
한 기대가 아닌 확신을 가지고 시작하실 수 있도록 안
내해 드렸습니다. 2단계. 양도인 사장님의 Win-Win:
기존 점주님께서는 여러 사업체를 운영하시면서 체
께 깨끗하게 매장을 인계하고 싶다는 의사를 밝혀주
셔서, 양수인 부부와의 긍정적인 만남이 이루어질 수
있도록 조율해 드렸습니다. 3단계. 복잡한 행정 업무
보 사장님들께서 가장 어려워하시는 구청 영업신고,
세무서 사업자등록 등의 행정 업무도 부장인 제가 끝
까지 함께 방문하여 처리해 드렸답니다. ◈ 웃음으로
창업성공후기
불경기 걱정 NO! 워라밸 챙기는 오피스상권 카페 창업 성공기
안녕하세요! 여러분의 든든한 창업 파트너, 창업나
이스 정다운 실장입니다! 오늘도 활기차게 문을 열어
희망하시는 분들, 현실적인 고민이 정말 많으실 거예
요. "소자본으로 시작할 수 있을까?" "순이익은 괜찮
만! 오피스 상권은 다릅니다. 풍부한 유동 인구와 탄
탄한 주변 상권 덕분에 안정적인 운영이 가능하다는
사실! 무엇보다 평일은 직장인처럼 출퇴근이 일정하
큰 장점입니다. 오늘 소개해 드릴 창업자분도 바로
이 조건에 딱! 맞는 분이셨어요. "부모님 허락받았어
요!" 설렘 가득한 시작 이번 주인공은 젊은 청년 사장
경험을 쌓아온 실력파시죠. 커피라면 모르는 게 없는
'원두 박사'! 직접 내 가게를 운영하고 싶은 꿈이 컸지
만, 부모님의 허락과 응원이 필요해서 몇 달 동안 진
심을 다해 설득하셨다고 해요. 그리고 드디어! "허락
받았어요!" 하며 기쁘게 연락을 주셨는데, 그 목소리
에서 느껴지는 벅찬 감동에 저까지 덩달아 행복해지
께 신중하게 선택한 곳은 앞서 말씀드린 오피스 상권
카페입니다. 직장인들이 많은 곳이라 평일 점심시간
은 눈코 뜰 새 없이 바쁘겠지만, 그동안 쌓아온 알바
경력과 노하우로 누구보다 능숙하게 잘 해내실 거라
확신합니다! 그리고 이곳의 가장 큰 매력인 '주말 휴
롱런하기에 이보다 더 좋을 순 없겠죠? 진심은 통한
창업성공후기
[메가커피]양도양수 생생한 후기
답답했던 시작에서 확신 있는 결정까지 40대 예비사
장님의 메가커피 창업 후기 안녕하세요 :-) 프랜차이
오늘 소개해드릴 후기는 프랜차이즈 카페 창업을 고
민하던 40대 남성 고객님께서 메가커피 매장을 양도
창업, 막막했던 첫 시작 고객님은 처음에 프랜차이즈
카페를 해보고 싶은 마음은 있었지만 정작 어디서부
터 어떻게 시작해야 할지 몰라 답답함을 느끼고 계셨
산, 투자 안정성, 운영 방식, 상권 등 모든 것이 막막한
상황이었죠. 그러다 창업나이스를 알게 되어 상담을
요청해주셨고, 저희는 고객님의 상황과 니즈를 제로
제안, 단숨에 계약까지 고객님의 투자금액, 원하는
운영방식, 거주지와의 거리, 리스크 부담 등 세세한
조건들을 하나하나 반영하여 가장 적합한 매장을 찾
아 추천드렸습니다. 그리고 제안드린 매장은 ☞ 시설
이 깔끔하게 잘 정비되어 있었고 ☞ 초기 투자비용
대비 수익 안정성이 높으며 ☞ 상권이 충분히 형성된
객님께서는 “이 정도 조건이면 바로 해야겠다”고 판
창업성공후기
던킨도너츠 창업 후기
1억 미만 창업, 어중간한 카페 대신 '던킨도너츠 급
매'를 선택한 이유 (던킨도너츠 창업후기) 안녕하세
현실적이면서도, 듣고 나면 기분이 좋아지는 창업 성
공 스토리를 들려드릴까 합니다. ​ 최근 제 사무실에
들어오실 때만 해도, 창업에 대한 설렘보다는 걱정이
가득한 표정이셨죠. ​ "대표님, 전쟁 같은 창업 시장에
서 제가 과연 살아남을 수 있을까요?" ​ 아마 지금 이
을 고민일 겁니다. 대박보다는 '안정'을 원했던 의뢰
인 이분의 목표는 일확천금을 노리는 '대박'이 아니
었습니다. ​ "내가 직접 일한 만큼 내 월급 벌어가고,
아주 소박하게 들리지만, 사실 창업에서 가장 중요하
고도 지키기 어려운 목표이기도 하죠. ​ 보통 이런 목
표를 가지신 분들이 가장 먼저 떠올리는 아이템은 단
창업성공후기
[컴포즈커피]현실적인 창업 상담
프랜차이즈를 부업 또는 투자 목적으로 시작하고 싶
었던 고객님께서 0에서 시작해 컴포즈커피 매장을
김실장과 함께한 리얼 창업 이야기. 안녕하세요, 프
랜차이즈 창업&양도양수 전문 [창업나이스] 김실장
로 인수하신 여성 고객님의 실제 사례를 소개해드립
니다. 부업 및 투자 목적으로 프랜차이즈 창업을 검토
하셨던 고객님의 현실적이고 전략적인 선택, 그리고
“업종도 정하지 못한 상태에서, 상담은 0부터 시작
창업성공후기
[더벤티]카페의 꿈, 현실로 만든 선택
안녕하세요 :) 프랜차이즈 양도양수 컨설팅을 전문으
로 진행하는 [창업나이스] 김실장입니다. 오늘은 더
사장님의 실제 창업 후기를 소개드리려 합니다. “이
번에는 정말, 내가 직접 운영하는 카페를 해보고 싶
창업뉴스
고객의 신뢰로 이룬 쾌거, 창업나이스(주) '2025 올해의 고객만족브랜드대상' 수상